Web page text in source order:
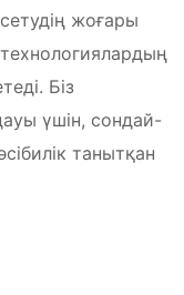
жоғары
технологиялардың
Біз
үшін, сондай-
танытқан